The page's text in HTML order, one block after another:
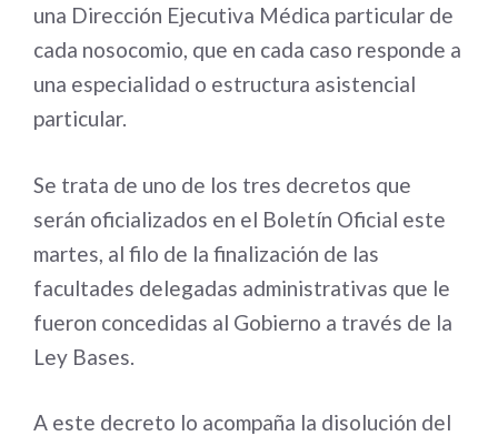
una Dirección Ejecutiva Médica particular de
cada nosocomio, que en cada caso responde a
una especialidad o estructura asistencial
particular.
Se trata de uno de los tres decretos que
serán oficializados en el Boletín Oficial este
martes, al filo de la finalización de las
facultades delegadas administrativas que le
fueron concedidas al Gobierno a través de la
Ley Bases.
A este decreto lo acompaña la disolución del